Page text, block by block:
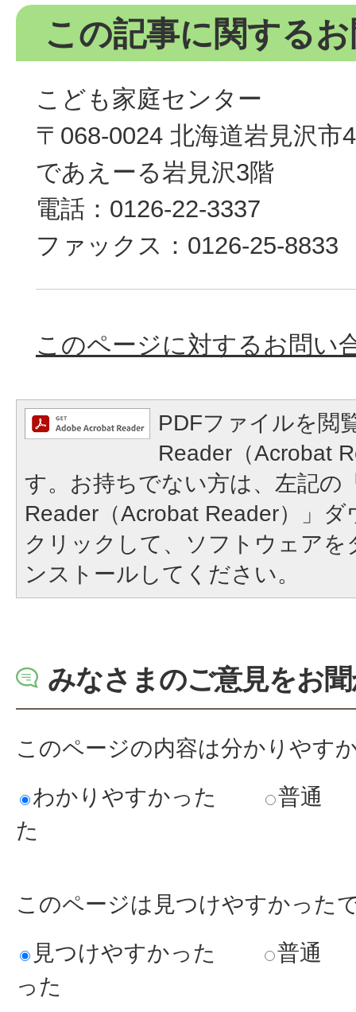
この記事に関する
こども家庭センター
〒068-0024 北海道岩見沢市
であえーる岩見沢3階
電話：0126-22-3337
ファックス：0126-25-8833
このページに対するお問い
PDFファイルを閲
Reader（Acrobat
す。お持ちでない方は、左記の
Reader（Acrobat Reader）」
クリックして、ソフトウェア
ンストールしてください。
みなさまのご意見をお
このページの内容は分かりやす
わかりやすかった
普通
た
このページは見つけやすかった
見つけやすかった
普通
った